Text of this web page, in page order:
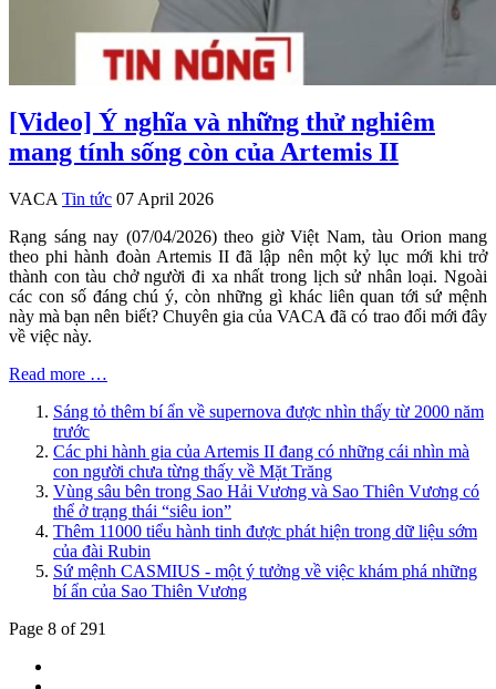
[Video] Ý nghĩa và những thử nghiêm
mang tính sống còn của Artemis II
VACA Tin tức 07 April 2026
Rạng sáng nay (07/04/2026) theo giờ Việt Nam, tàu Orion mang
theo phi hành đoàn Artemis II đã lập nên một kỷ lục mới khi trở
thành con tàu chở người đi xa nhất trong lịch sử nhân loại. Ngoài
các con số đáng chú ý, còn những gì khác liên quan tới sứ mệnh
này mà bạn nên biết? Chuyên gia của VACA đã có trao đổi mới đây
về việc này.
Read more …
Sáng tỏ thêm bí ẩn về supernova được nhìn thấy từ 2000 năm
trước
Các phi hành gia của Artemis II đang có những cái nhìn mà
con người chưa từng thấy về Mặt Trăng
Vùng sâu bên trong Sao Hải Vương và Sao Thiên Vương có
thể ở trạng thái “siêu ion”
Thêm 11000 tiểu hành tinh được phát hiện trong dữ liệu sớm
của đài Rubin
Sứ mệnh CASMIUS - một ý tưởng về việc khám phá những
bí ẩn của Sao Thiên Vương
Page 8 of 291